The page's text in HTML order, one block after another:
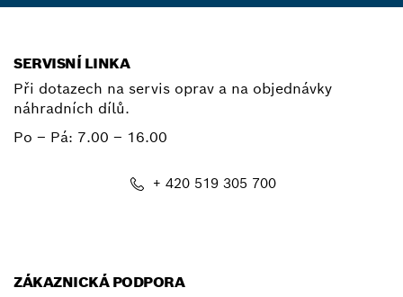
SERVISNÍ LINKA
Při dotazech na servis oprav a na objednávky
náhradních dílů.
Po – Pá: 7.00 – 16.00
+ 420 519 305 700
ZÁKAZNICKÁ PODPORA